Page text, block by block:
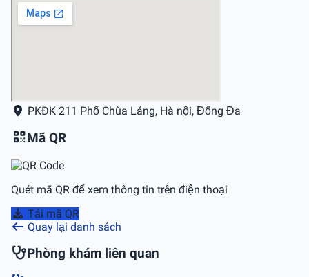
PKÐK 211 Phố Chùa Láng, Hà nội, Đống Đa
Mã QR
Quét mã QR để xem thông tin trên điện thoại
Tải mã QR
Quay lại danh sách
Phòng khám liên quan